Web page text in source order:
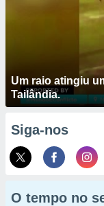
Um raio atingiu
Tailândia.
Siga-nos
O tempo no